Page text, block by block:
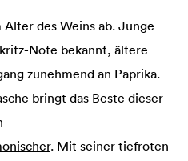
des Weins ab. Junge
Note bekannt, ältere
zunehmend an Paprika.
bringt das Beste dieser
. Mit seiner tiefroten